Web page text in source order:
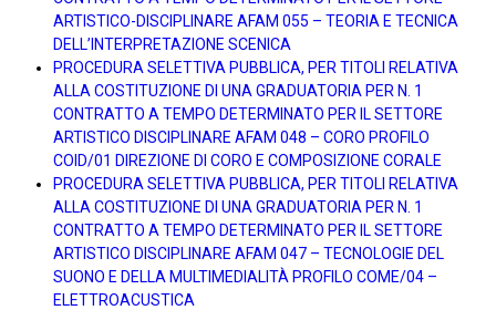
ARTISTICO-DISCIPLINARE AFAM 055 – TEORIA E TECNICA
DELL’INTERPRETAZIONE SCENICA
PROCEDURA SELETTIVA PUBBLICA, PER TITOLI RELATIVA
ALLA COSTITUZIONE DI UNA GRADUATORIA PER N. 1
CONTRATTO A TEMPO DETERMINATO PER IL SETTORE
ARTISTICO DISCIPLINARE AFAM 048 – CORO PROFILO
COID/01 DIREZIONE DI CORO E COMPOSIZIONE CORALE
PROCEDURA SELETTIVA PUBBLICA, PER TITOLI RELATIVA
ALLA COSTITUZIONE DI UNA GRADUATORIA PER N. 1
CONTRATTO A TEMPO DETERMINATO PER IL SETTORE
ARTISTICO DISCIPLINARE AFAM 047 – TECNOLOGIE DEL
SUONO E DELLA MULTIMEDIALITÀ PROFILO COME/04 –
ELETTROACUSTICA